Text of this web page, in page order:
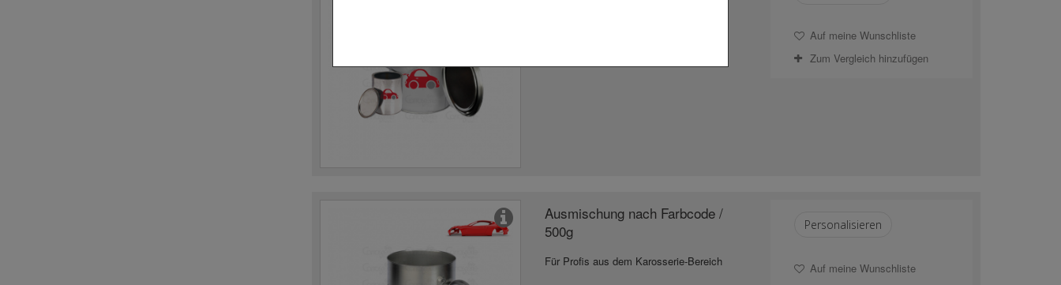
Auf meine Wunschliste
Zum Vergleich hinzufügen
Ausmischung nach Farbcode /
500g
Für Profis aus dem Karosserie-Bereich
Personalisieren
Auf meine Wunschliste